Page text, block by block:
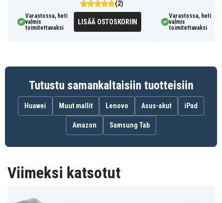
III (2)
Varastossa, heti
valmis
toimitettavaksi
LISÄÄ OSTOSKORIIN
Varastossa, heti
valmis
toimitettavaksi
Tutustu samankaltaisiin tuotteisiin
Huawei Muut mallit Lenovo Asus-akut iPad
Amazon Samsung Tab
Viimeksi katsotut